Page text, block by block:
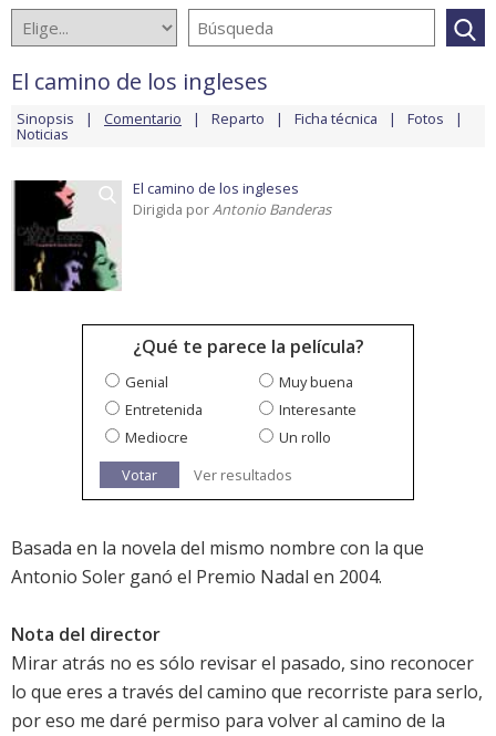
El camino de los ingleses
Sinopsis Comentario Reparto Ficha técnica Fotos
Noticias
El camino de los ingleses
Dirigida porAntonio Banderas
¿Qué te parece la película?
Genial
Muy buena
Entretenida
Interesante
Mediocre
Un rollo
Votar
Ver resultados
Basada en la novela del mismo nombre con la que
Antonio Soler ganó el Premio Nadal en 2004.
Nota del director
Mirar atrás no es sólo revisar el pasado, sino reconocer
lo que eres a través del camino que recorriste para serlo,
por eso me daré permiso para volver al camino de la